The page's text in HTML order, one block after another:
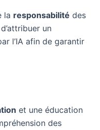
la responsabilité des
un
l’IA afin de garantir
et une éducation
des